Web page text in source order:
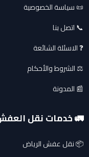
📜 سياسة الخصوصية
📞 اتصل بنا
❓ الاسئلة الشائعة
⚖️ الشروط والأحكام
📰 المدونة
🚛 خدمات نقل
📦 نقل عفش الرياض